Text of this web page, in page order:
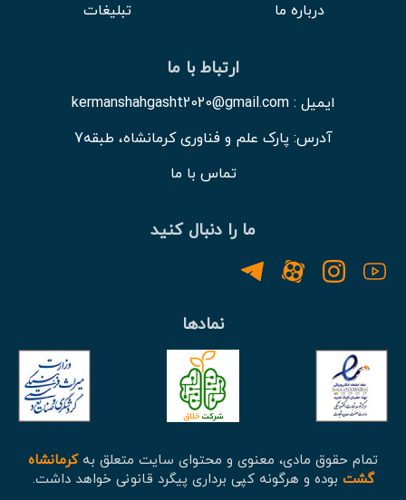
درباره ما
تبلیغات
ارتباط با ما
ایمیل : kermanshahgasht2020@gmail.com
آدرس: پارک علم و فناوری کرمانشاه، طبقه7
تماس با ما
ما را دنبال کنید
نمادها
تمام حقوق مادی، معنوی و محتوای سایت متعلق بهکرمانشاه
گشت بوده و هرگونه کپی برداری پیگرد قانونی خواهد داشت.